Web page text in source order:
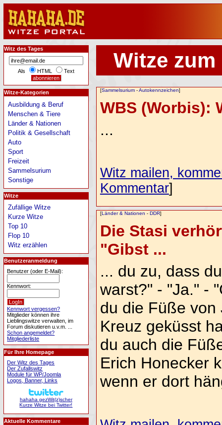
Witze
[Sammelsurium-Autokennzeichen]
WBS (Worbis):
...
Witz mailen,
Kommentar]
[Länder & Nationen - DDR]
Die Stasi
"Gibst ...
... du zu, dass
warst?" - "Ja." -
du die Füße von
Kreuz geküsst
du auch die
Erich Honecker
wenn er dort
Witz des Tages
Als HTML Text
Witze-Kategorien
Ausbildung & Beruf
Menschen & Tiere
Länder & Nationen
Politik & Gesellschaft
Auto
Sport
Freizeit
Sammelsurium
Sonstige
Witze
Zufällige Witze
Kurze Witze
Top 10
Flop 10
Witz erzählen
Benutzeranmeldung
Benutzer (oder E-Mail):
Kennwort:
Kennwort vergessen?
Mitglieder können ihre
Lieblingswitze verwalten, im
Forum diskutieren u.v.m. ...
Schon angemeldet?
Mitgliederliste
Für Ihre Homepage
Der Witz des Tages
Der Zufallswitz
Module für WP/Joomla
Logos, Banner, Links
hahaha gezWit(z)scher
Kurze Witze bei Twitter!
Aktuelle Kommentare